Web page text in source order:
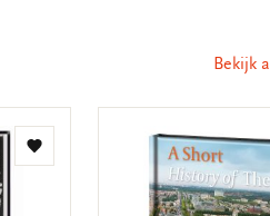
Bekijk
Toevoegen